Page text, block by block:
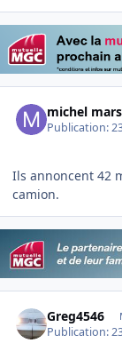
michel
Publication:
Ils annoncent 42
camion.
Greg4546
Publication: